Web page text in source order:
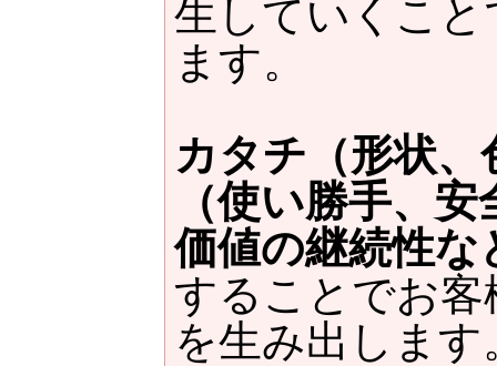
生していくこ
ます。
カタチ（形状
（使い勝手、
価値の継続性
することでお
を生み出しま